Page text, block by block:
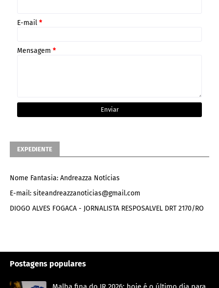
E-mail *
Mensagem *
EXPEDIENTE
Nome Fantasia: Andreazza Notícias
E-mail: siteandreazzanoticias@gmail.com
DIOGO ALVES FOGACA - JORNALISTA RESPOSALVEL DRT 2170/RO
Postagens populares